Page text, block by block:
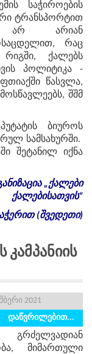
საჭიროების
ტრანსპორტით
არ არიან
რაც
ქალებს
პოლიტიკა -
წასვლა,
შშმ
ბიუროს
სამსახურში.
შეტანილ იქნა
„ქალები
ქალებისათვის“
(შვედეთი)
2021
დაწვრილებით...
მიმართული